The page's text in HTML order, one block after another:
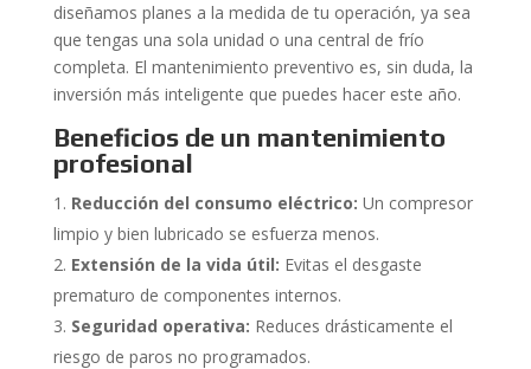
diseñamos planes a la medida de tu operación, ya sea
que tengas una sola unidad o una central de frío
completa. El mantenimiento preventivo es, sin duda, la
inversión más inteligente que puedes hacer este año.
Beneficios de un mantenimiento
profesional
Reducción del consumo eléctrico: Un compresor
limpio y bien lubricado se esfuerza menos.
Extensión de la vida útil: Evitas el desgaste
prematuro de componentes internos.
Seguridad operativa: Reduces drásticamente el
riesgo de paros no programados.